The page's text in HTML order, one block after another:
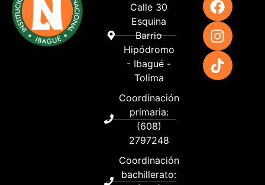
Calle 30
Esquina
Barrio
Hipódromo
- Ibagué -
Tolima
Coordinación
primaria:
(608)
2797248
Coordinación
bachillerato: